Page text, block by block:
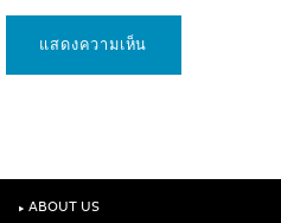
‣ ABOUT US